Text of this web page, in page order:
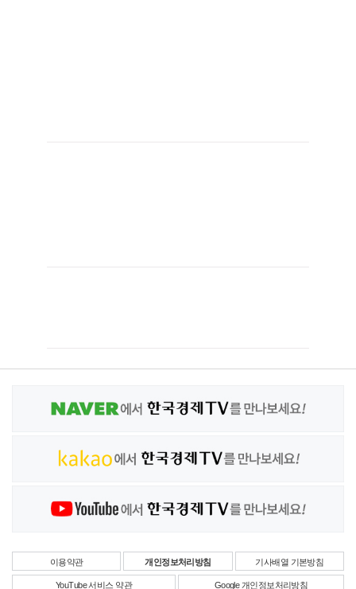
이용약관 개인정보처리방침 기사배열 기본방침
YouTube 서비스 약관 Google 개인정보처리방침